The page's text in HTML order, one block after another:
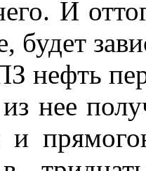
И
будет
нефть
нее
и